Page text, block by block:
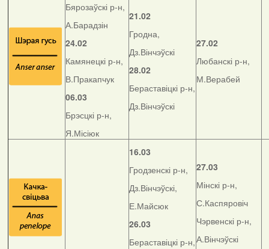
Бярозаўскі р-н,
А.Барадзін
24.02
Камянецкі р-н,
В.Пракапчук
06.03
Брэсцкі р-н,
Я.Місіюк
21.02
Гродна,
Дз.Вінчэўскі
28.02
Бераставіцкі р-н,
Дз.Вінчэўскі
27.02
Любанскі р-н,
М.Верабей
16.03
Гродзенскі р-н,
Дз.Вінчэўскі,
Е.Майсюк
26.03
Бераставіцкі р-н,
27.03
Мінскі р-н,
С.Каспяровіч
Чэрвенскі р-н,
А.Вінчэўскі